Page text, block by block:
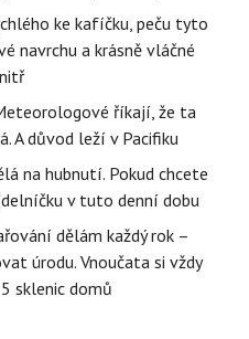
ke kafíčku, peču tyto
navrchu a krásně vláčné
říkají, že ta
A důvod leží v Pacifiku
na hubnutí. Pokud chcete
v tuto denní dobu
dělám každý rok –
úrodu. Vnoučata si vždy
sklenic domů